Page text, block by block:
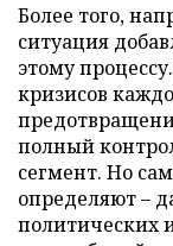
Более того,
ситуация
этому
кризисов
полный
сегмент. Но
определяют –
политических